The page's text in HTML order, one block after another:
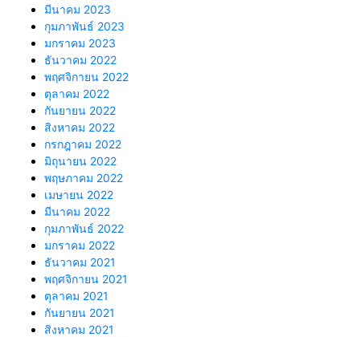
มีนาคม 2023
กุมภาพันธ์ 2023
มกราคม 2023
ธันวาคม 2022
พฤศจิกายน 2022
ตุลาคม 2022
กันยายน 2022
สิงหาคม 2022
กรกฎาคม 2022
มิถุนายน 2022
พฤษภาคม 2022
เมษายน 2022
มีนาคม 2022
กุมภาพันธ์ 2022
มกราคม 2022
ธันวาคม 2021
พฤศจิกายน 2021
ตุลาคม 2021
กันยายน 2021
สิงหาคม 2021